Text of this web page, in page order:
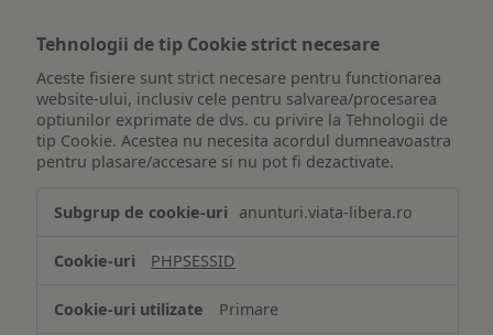
Tehnologii de tip Cookie strict necesare
Aceste fisiere sunt strict necesare pentru functionarea
website-ului, inclusiv cele pentru salvarea/procesarea
optiunilor exprimate de dvs. cu privire la Tehnologii de
tip Cookie. Acestea nu necesita acordul dumneavoastra
pentru plasare/accesare si nu pot fi dezactivate.
de
Cookie
necesare
anunturi.viata-libera.ro
PHPSESSID
Primare